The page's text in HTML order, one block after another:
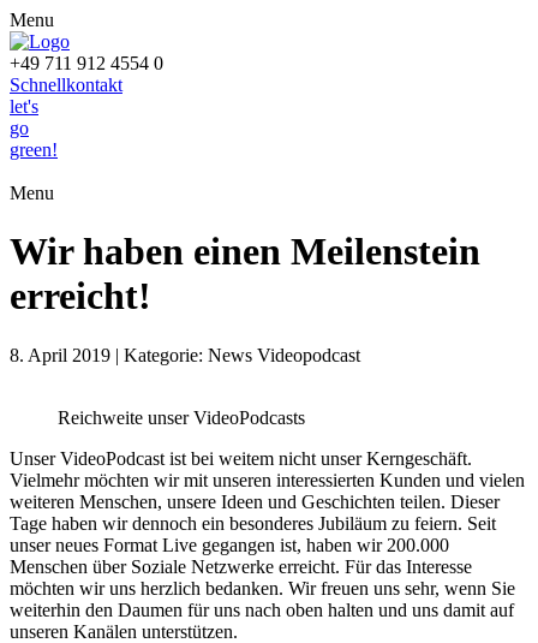
Menu
+49 711 912 4554 0
Schnellkontakt
let's
go
green!
Menu
Wir haben einen Meilenstein
erreicht!
8. April 2019 | Kategorie: News Videopodcast
Reichweite unser VideoPodcasts
Unser VideoPodcast ist bei weitem nicht unser Kerngeschäft.
Vielmehr möchten wir mit unseren interessierten Kunden und vielen
weiteren Menschen, unsere Ideen und Geschichten teilen. Dieser
Tage haben wir dennoch ein besonderes Jubiläum zu feiern. Seit
unser neues Format Live gegangen ist, haben wir 200.000
Menschen über Soziale Netzwerke erreicht. Für das Interesse
möchten wir uns herzlich bedanken. Wir freuen uns sehr, wenn Sie
weiterhin den Daumen für uns nach oben halten und uns damit auf
unseren Kanälen unterstützen.